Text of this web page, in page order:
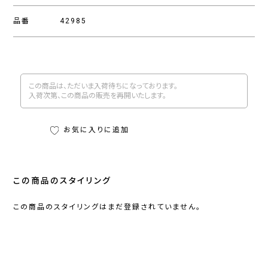
品番 42985
この商品は、ただいま入荷待ちになっております。
入荷次第、この商品の販売を再開いたします。
お気に入りに追加
この商品のスタイリング
この商品のスタイリングはまだ登録されていません。